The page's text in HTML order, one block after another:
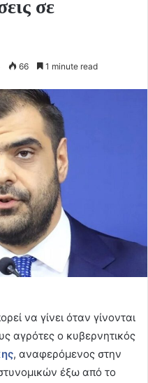
σε
66 1 minute read
να γίνει όταν γίνονται
αγρότες ο κυβερνητικός
, αναφερόμενος στην
έξω από το